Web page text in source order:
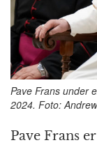
Pave Frans under
2024. Foto:
Pave Frans